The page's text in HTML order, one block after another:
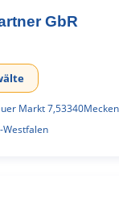
GbR
Markt 7,53340